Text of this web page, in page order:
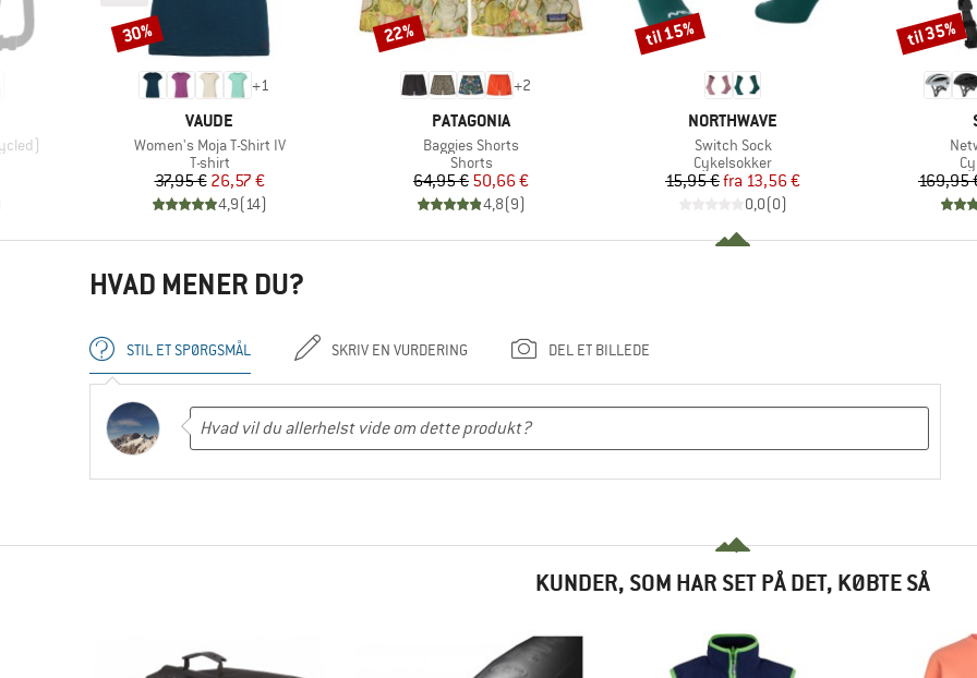
+1
MÆRKE
VAUDE
Artikel
Women's Moja T-Shirt IV
Produktgruppe
T-shirt
Pris
37,95 € Nedsat pris
26,57 €
4,9(14)
Rabat
30%
+2
MÆRKE
PATAGONIA
Artikel
Baggies Shorts
Produktgruppe
Shorts
Pris
64,95 € Nedsat pris
50,66 €
4,8(9)
Rabat
22%
MÆRKE
NORTHWAVE
Artikel
Switch Sock
Produktgruppe
Cykelsokker
Pris
15,95 € Nedsat pris
fra 13,56 €
0,0(0)
Rabat
til 15%
169,95
Rabat
til 35%
HVAD MENER DU?
STIL ET SPØRGSMÅL SKRIV EN VURDERING DEL ET BILLEDE
KUNDER, SOM HAR SET PÅ DET, KØBTE SÅ